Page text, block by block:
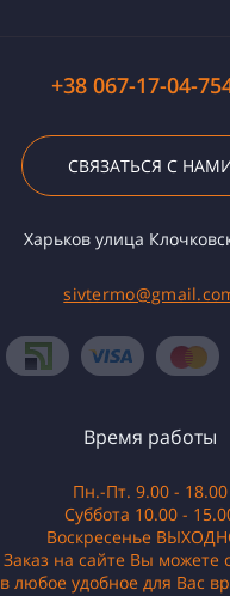
+38 067-17-04-
СВЯЗАТЬСЯ С
Харьков улица
Время работы
Пн.-Пт. 9.00 - 18.00
Суббота 10.00 -
Воскресенье
Заказ на сайте Вы можете
в любое удобное для Вас